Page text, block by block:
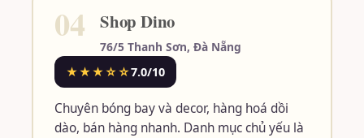
04 Shop Dino
76/5 Thanh Sơn, Đà Nẵng
★★★☆☆7.0/10
Chuyên bóng bay và decor, hàng hoá dồi
dào, bán hàng nhanh. Danh mục chủ yếu là